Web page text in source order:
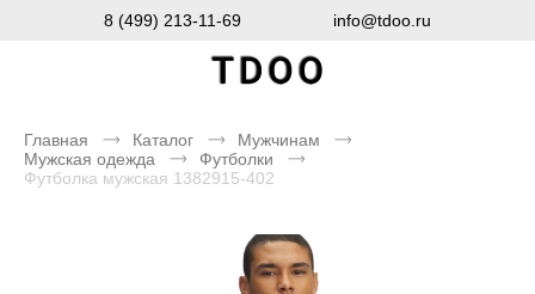
8 (499) 213-11-69 info@tdoo.ru
Главная Каталог
Мужчинам
Мужская одежда
Футболки
Футболка мужская 1382915-402